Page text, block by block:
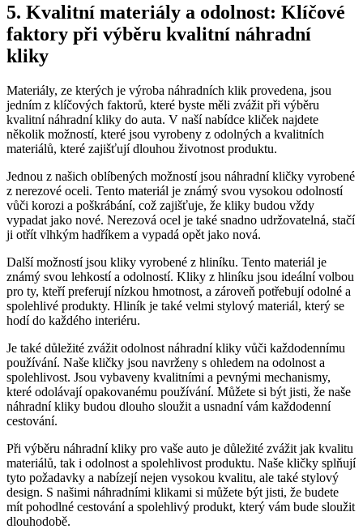
5. Kvalitní materiály a odolnost: Klíčové
faktory při výběru kvalitní náhradní
kliky
Materiály, ze kterých je výroba náhradních klik provedena, jsou
jedním z klíčových faktorů, které⁣ byste měli zvážit při výběru
⁤kvalitní náhradní​ kliky do auta. V naší nabídce kliček najdete
několik možností, které jsou vyrobeny ​z odolných a kvalitních
materiálů, které​ zajišťují dlouhou​ životnost produktu.
Jednou z našich oblíbených možností jsou náhradní kličky vyrobené
z nerezové oceli. Tento materiál je známý svou vysokou odolností
vůči korozi a poškrábání, což zajišťuje,⁤ že kliky budou vždy
vypadat jako nové. Nerezová ocel je také snadno udržovatelná, stačí
ji ⁣otřít vlhkým hadříkem ​a vypadá opět jako nová.
Další možností ‍jsou kliky vyrobené z hliníku. Tento materiál je
známý svou lehkostí a odolností. Kliky z⁢ hliníku jsou ideální volbou
pro ty, kteří preferují nízkou ​hmotnost, a zároveň potřebují odolné a
spolehlivé produkty. Hliník je také velmi stylový materiál, který se
hodí do ‍každého interiéru.
Je také důležité zvážit odolnost ⁢náhradní kliky vůči každodennímu
používání. Naše kličky jsou navrženy s ohledem na odolnost‌ a
spolehlivost. Jsou vybaveny kvalitními a pevnými mechanismy,
které odolávají opakovanému používání. Můžete si být jisti, že naše
náhradní kliky budou dlouho sloužit a usnadní vám každodenní
cestování.
Při výběru náhradní kliky pro vaše auto⁢ je důležité zvážit jak kvalitu
materiálů, tak i odolnost a spolehlivost produktu. Naše kličky splňují
tyto požadavky a nabízejí nejen vysokou kvalitu, ale také stylový
design. S našimi náhradními klikami si můžete‍ být jisti, že budete
mít‍ pohodlné cestování a spolehlivý produkt, ​který vám bude​ sloužit
dlouhodobě.